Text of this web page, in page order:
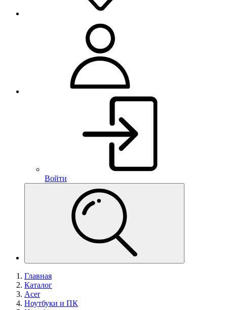
Войти
Главная
Каталог
Acer
Ноутбуки и ПК